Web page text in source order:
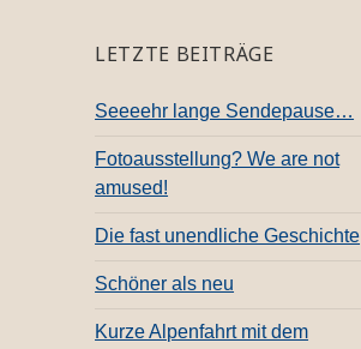
n
c
:
LETZTE BEITRÄGE
Seeeehr lange Sendepause…
Fotoausstellung? We are not
amused!
Die fast unendliche Geschichte
Schöner als neu
Kurze Alpenfahrt mit dem